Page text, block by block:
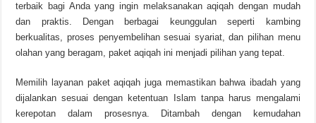
terbaik bagi Anda yang ingin melaksanakan aqiqah dengan mudah
dan praktis. Dengan berbagai keunggulan seperti kambing
berkualitas, proses penyembelihan sesuai syariat, dan pilihan menu
olahan yang beragam, paket aqiqah ini menjadi pilihan yang tepat.
Memilih layanan paket aqiqah juga memastikan bahwa ibadah yang
dijalankan sesuai dengan ketentuan Islam tanpa harus mengalami
kerepotan dalam prosesnya. Ditambah dengan kemudahan